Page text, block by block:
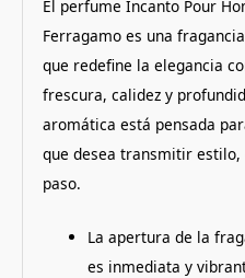
El perfume Incanto Pour
Ferragamo es una
que redefine la elegancia
frescura, calidez y
aromática está pensada
que desea transmitir estilo,
paso.
La apertura de la
es inmediata y